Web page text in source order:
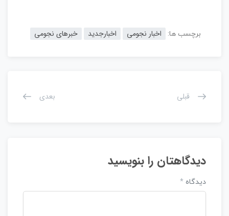
برچسب ها: اخبار نجومی اخبارجدید خبرهای نجومی
قبلی بعدی
دیدگاهتان را بنویسید
دیدگاه *